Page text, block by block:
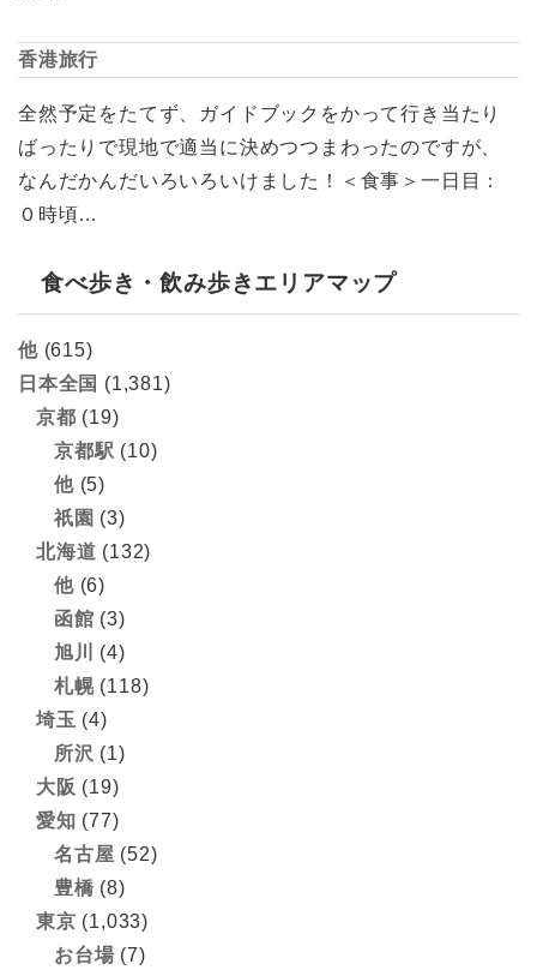
香港旅行
全然予定をたてず、ガイドブックをかって行き当たり
ばったりで現地で適当に決めつつまわったのですが、
なんだかんだいろいろいけました！＜食事＞一日目：
０時頃…
食べ歩き・飲み歩きエリアマップ
他(615)
日本全国 (1,381)
京都 (19)
京都駅 (10)
他(5)
祇園 (3)
北海道 (132)
他(6)
函館 (3)
旭川
(4)
札幌(118)
埼玉 (4)
所沢 (1)
大阪 (19)
愛知 (77)
名古屋 (52)
豊橋 (8)
東京 (1,033)
お台場 (7)